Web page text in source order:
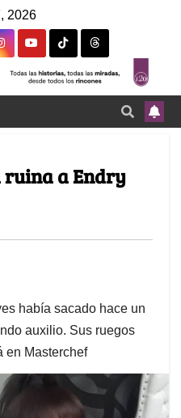
2026
ruina a Endry
había sacado hace un
auxilio. Sus ruegos
en Masterchef